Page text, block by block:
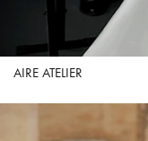
AIRE ATELIER